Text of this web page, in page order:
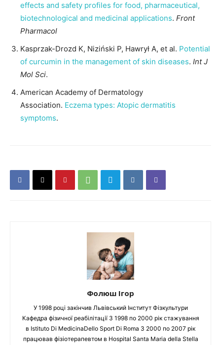
effects and safety profiles for food, pharmaceutical,
biotechnological and medicinal applications. Front
Pharmacol
Kasprzak-Drozd K, Niziński P, Hawrył A, et al. Potential
of curcumin in the management of skin diseases. Int J
Mol Sci.
American Academy of Dermatology
Association. Eczema types: Atopic dermatitis
symptoms.
Фолюш Ігор
У 1998 році закінчив Львівський Інститут Фізкультури
Кафедра фізичної реабілітації З 1998 по 2000 рік стажування
в Istituto Di MedicinaDello Sport Di Roma З 2000 по 2007 рік
працював фізіотерапевтом в Hospital Santa Maria della Stella